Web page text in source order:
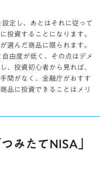
定し、あとはそれに従って
投資することになります。
選んだ商品に限られます。
由度が低く、その点はデメ
、投資初心者から見れば、
間がなく、金融庁がおすす
品に投資できることはメリ
みたてNISA」